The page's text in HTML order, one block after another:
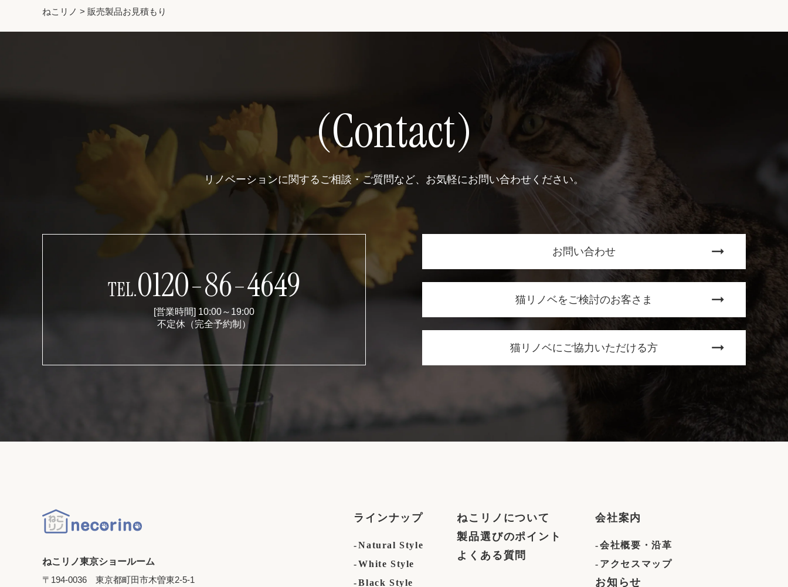
ねこリノ > 販売製品お見積もり
(Contact)
リノベーションに関するご相談・ご質問など、お気軽にお問い合わせください。
TEL.0120-86-4649
[営業時間] 10:00～19:00
不定休（完全予約制）
お問い合わせ
猫リノベをご検討のお客さま
猫リノベにご協力いただける方
ねこリノ東京ショールーム
〒194-0036 東京都町田市木曽東2-5-1
ラインナップ
Natural Style
White Style
Black Style
ねこリノについて
製品選びのポイント
よくある質問
会社案内
会社概要・沿革
アクセスマップ
お知らせ